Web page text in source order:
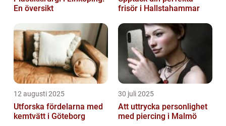
En översikt
frisör i Hallstahammar
12 augusti 2025
Utforska fördelarna med
kemtvätt i Göteborg
30 juli 2025
Att uttrycka personlighet
med piercing i Malmö